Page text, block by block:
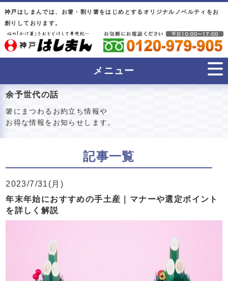
神戸はしまんでは、お箸・割り箸をはじめとするオリジナルノベルティをお
創りしております。
メニュー
余予世代の話
箸にまつわるお約立ち情報や
お得な情報をお知らせします。
記事一覧
2023/7/31(月)
年末年始におすすめの手土産｜マナーや選定ポイント
を詳しく解説